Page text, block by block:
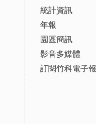
統計資訊
年報
園區簡訊
影音多媒體
訂閱竹科電子報